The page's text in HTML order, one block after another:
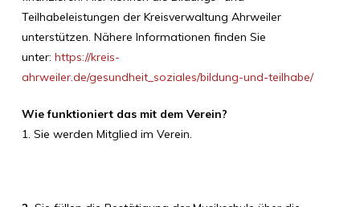
Teilhabeleistungen der Kreisverwaltung Ahrweiler
unterstützen. Nähere Informationen finden Sie
unter: https://kreis-
ahrweiler.de/gesundheit_soziales/bildung-und-teilhabe/
Wie funktioniert das mit dem Verein?
1. Sie werden Mitglied im Verein.